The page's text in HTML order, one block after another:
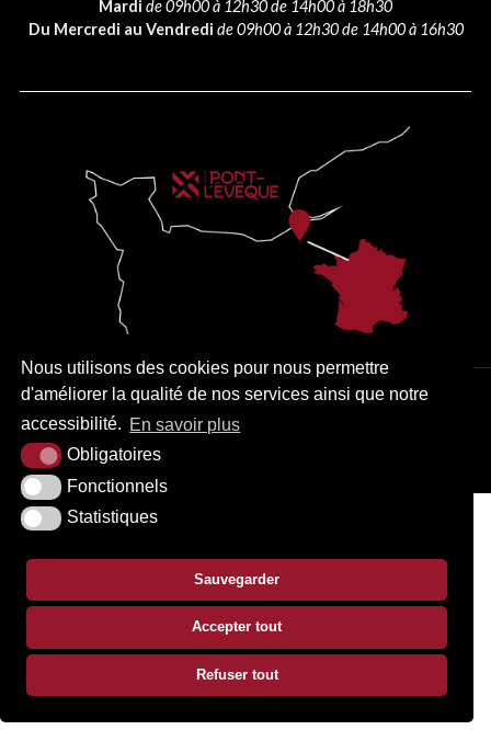
Nous utilisons des cookies pour nous permettre
d'améliorer la qualité de nos services ainsi que notre
accessibilité. En savoir plus
Obligatoires
Fonctionnels
Statistiques
Sauvegarder
Accepter tout
Refuser tout
Mardi de 09h00 à 12h30 de 14h00 à 18h30
Du Mercredi au Vendredi de 09h00 à 12h30 de 14h00 à 16h30
PLAN DU SITE MENTIONS LÉGALES ACCESSIBILITÉ